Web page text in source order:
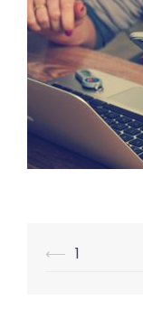
Beitrags-
⟵ 1